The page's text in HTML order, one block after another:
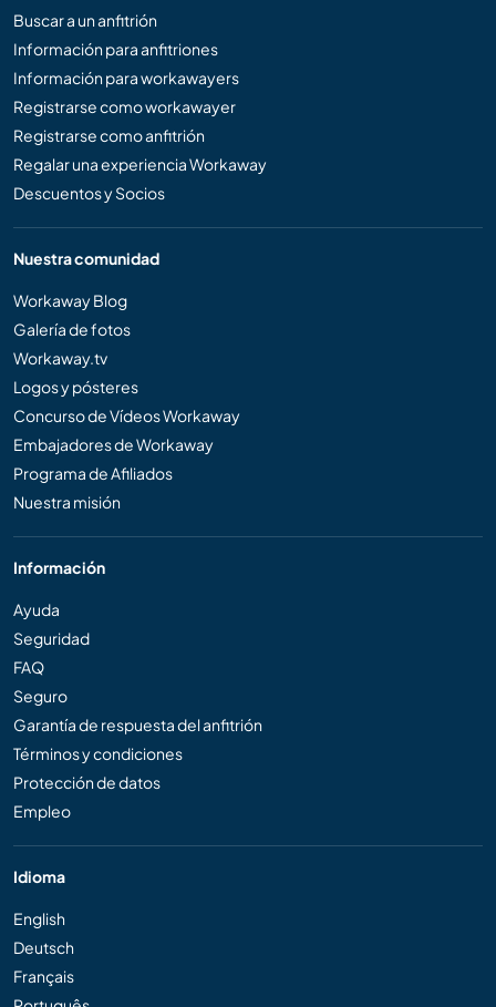
Buscar a un anfitrión
Información para anfitriones
Información para workawayers
Registrarse como workawayer
Registrarse como anfitrión
Regalar una experiencia Workaway
Descuentos y Socios
Nuestra comunidad
Workaway Blog
Galería de fotos
Workaway.tv
Logos y pósteres
Concurso de Vídeos Workaway
Embajadores de Workaway
Programa de Afiliados
Nuestra misión
Información
Ayuda
Seguridad
FAQ
Seguro
Garantía de respuesta del anfitrión
Términos y condiciones
Protección de datos
Empleo
Idioma
English
Deutsch
Français